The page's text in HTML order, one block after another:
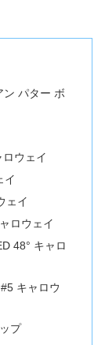
ン パター ボ
ウェイ
イ
ェイ
ロウェイ
48° キャロ
キャロウ
プ